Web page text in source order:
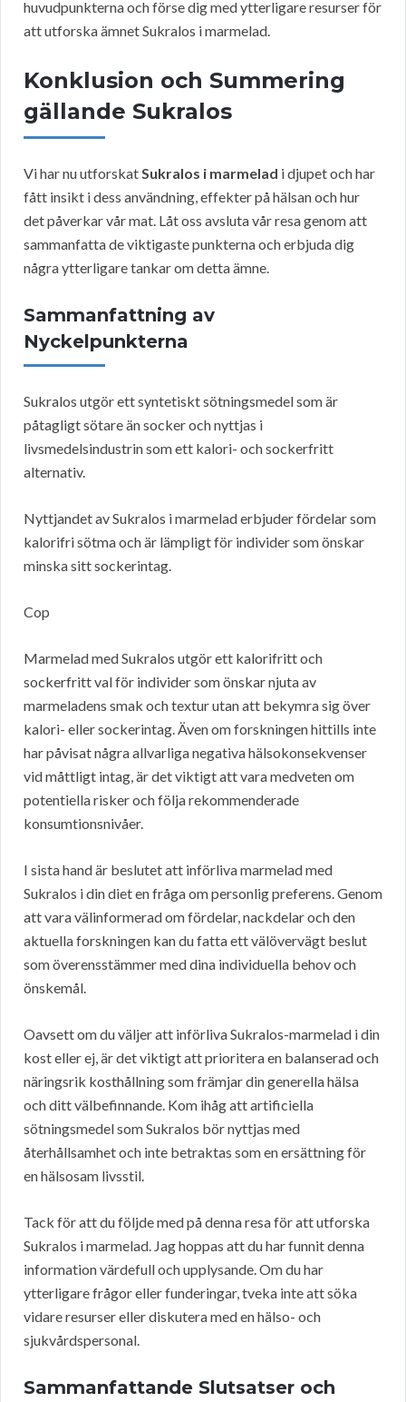
huvudpunkterna och förse dig med ytterligare resurser för
att utforska ämnet Sukralos i marmelad.
Konklusion och Summering
gällande Sukralos
Vi har nu utforskatSukralos i marmelad i djupet och har
fått insikt i dess användning, effekter på hälsan och hur
det påverkar vår mat. Låt oss avsluta vår resa genom att
sammanfatta de viktigaste punkterna och erbjuda dig
några ytterligare tankar om detta ämne.
Sammanfattning av
Nyckelpunkterna
Sukralos utgör ett syntetiskt sötningsmedel som är
påtagligt sötare än socker och nyttjas i
livsmedelsindustrin som ett kalori- och sockerfritt
alternativ.
Nyttjandet av Sukralos i marmelad erbjuder fördelar som
kalorifri sötma och är lämpligt för individer som önskar
minska sitt sockerintag.
Cop
Marmelad med Sukralos utgör ett kalorifritt och
sockerfritt val för individer som önskar njuta av
marmeladens smak och textur utan att bekymra sig över
kalori- eller sockerintag. Även om forskningen hittills inte
har påvisat några allvarliga negativa hälsokonsekvenser
vid måttligt intag, är det viktigt att vara medveten om
potentiella risker och följa rekommenderade
konsumtionsnivåer.
I sista hand är beslutet att införliva marmelad med
Sukralos i din diet en fråga om personlig preferens. Genom
att vara välinformerad om fördelar, nackdelar och den
aktuella forskningen kan du fatta ett välövervägt beslut
som överensstämmer med dina individuella behov och
önskemål.
Oavsett om du väljer att införliva Sukralos-marmelad i din
kost eller ej, är det viktigt att prioritera en balanserad och
näringsrik kosthållning som främjar din generella hälsa
och ditt välbefinnande. Kom ihåg att artificiella
sötningsmedel som Sukralos bör nyttjas med
återhållsamhet och inte betraktas som en ersättning för
en hälsosam livsstil.
Tack för att du följde med på denna resa för att utforska
Sukralos i marmelad. Jag hoppas att du har funnit denna
information värdefull och upplysande. Om du har
ytterligare frågor eller funderingar, tveka inte att söka
vidare resurser eller diskutera med en hälso- och
sjukvårdspersonal.
Sammanfattande Slutsatser och